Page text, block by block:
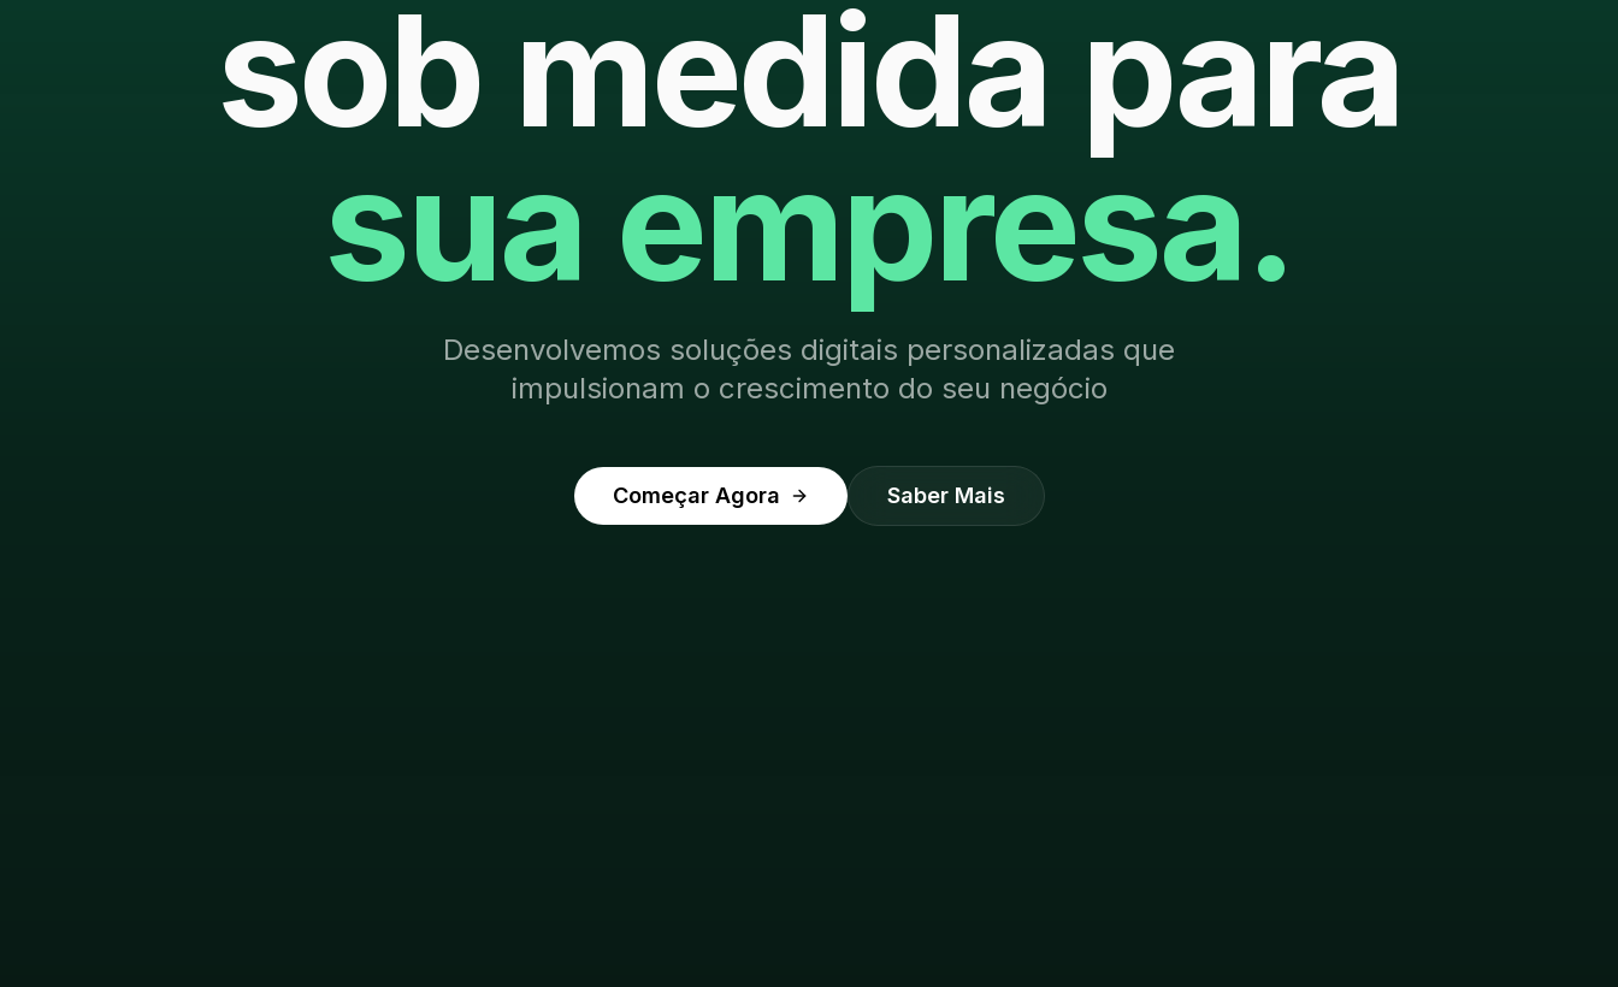
sob medida para
sua empresa.
Desenvolvemos soluções digitais personalizadas que
impulsionam o crescimento do seu negócio
Começar Agora Saber Mais